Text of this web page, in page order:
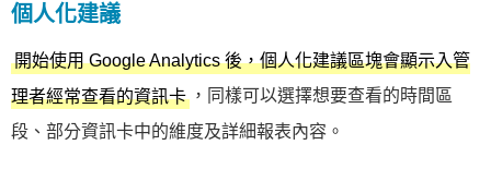
個人化建議
開始使用 Google Analytics 後，個人化建議區塊會顯示入管
理者經常查看的資訊卡 ，同樣可以選擇想要查看的時間區
段、部分資訊卡中的維度及詳細報表內容。